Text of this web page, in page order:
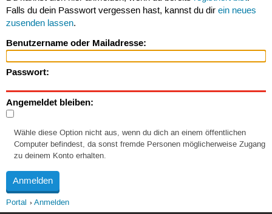
Falls du dein Passwort vergessen hast, kannst du dir ein neues
zusenden lassen.
Benutzername oder Mailadresse:
Passwort:
Angemeldet bleiben:
Wähle diese Option nicht aus, wenn du dich an einem öffentlichen
Computer befindest, da sonst fremde Personen möglicherweise Zugang
zu deinem Konto erhalten.
Portal Anmelden